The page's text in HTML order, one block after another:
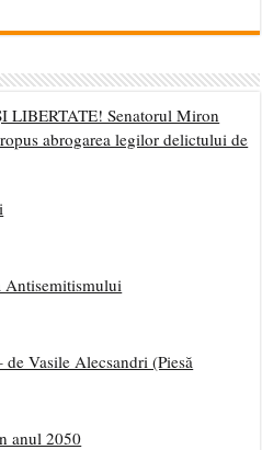
LIBERTATE! Senatorul Miron
abrogarea legilor delictului de
Antisemitismului
Vasile Alecsandri (Piesă
anul 2050